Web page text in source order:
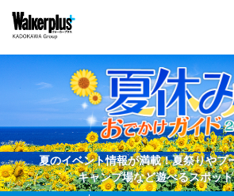
夏のイベント情報が満載！夏祭りやプ
キャンプ場など遊べるスポッ